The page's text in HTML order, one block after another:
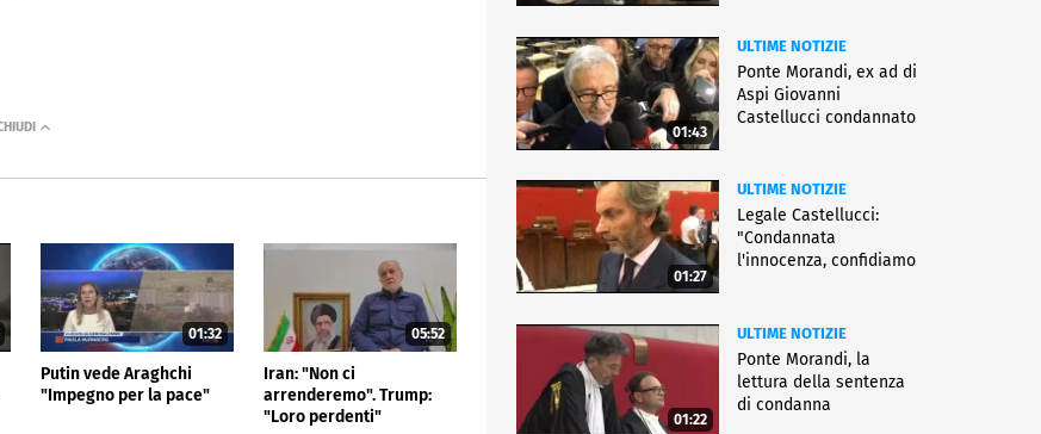
01:32
Putin vede Araghchi
"Impegno per la pace"
05:52
Iran: "Non ci
arrenderemo". Trump:
"Loro perdenti"
01:43
ULTIME NOTIZIE
Ponte Morandi, ex ad di
Aspi Giovanni
Castellucci condannato
01:27
ULTIME NOTIZIE
Legale Castellucci:
"Condannata
l'innocenza, confidiamo
01:22
ULTIME NOTIZIE
Ponte Morandi, la
lettura della sentenza
di condanna